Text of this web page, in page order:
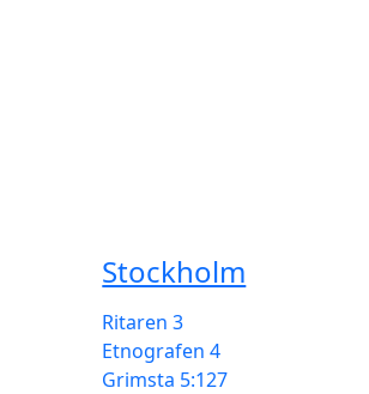
Stockholm
Ritaren 3
Etnografen 4
Grimsta 5:127